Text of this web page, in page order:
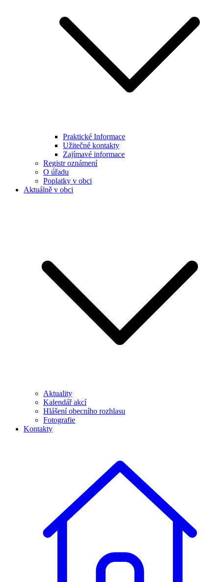
Praktické Informace
Užitečné kontakty
Zajímavé informace
Registr oznámení
O úřadu
Poplatky v obci
Aktuálně v obci
Aktuality
Kalendář akcí
Hlášení obecního rozhlasu
Fotografie
Kontakty